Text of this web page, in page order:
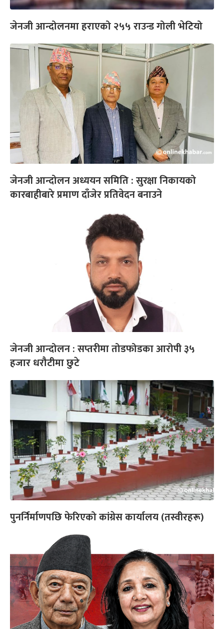
जेनजी आन्दोलनमा हराएको २५५ राउन्ड गोली भेटियो
जेनजी आन्दोलन अध्ययन समिति : सुरक्षा निकायको
कारबाहीबारे प्रमाण दाँजेर प्रतिवेदन बनाउने
जेनजी आन्दोलन : सप्तरीमा तोडफोडका आरोपी ३५
हजार धरौटीमा छुटे
पुनर्निर्माणपछि फेरिएको कांग्रेस कार्यालय (तस्वीरहरू)